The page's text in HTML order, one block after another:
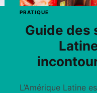
PRATIQUE
Guide des
L’Amérique Latine